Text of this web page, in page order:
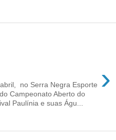
›
no Serra Negra Esporte
Campeonato Aberto do
Paulínia e suas Águ...